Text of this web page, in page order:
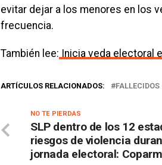
evitar dejar a los menores en los
frecuencia.
También lee: Inicia veda electoral
ARTÍCULOS RELACIONADOS: FALLECIDOS
NO TE PIERDAS
SLP dentro de los 12
riesgos de violencia
jornada electoral: